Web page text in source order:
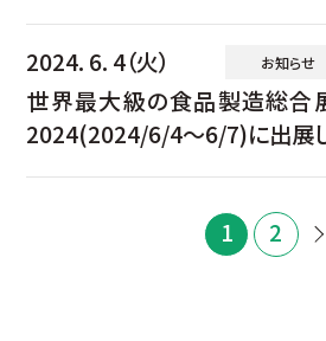
2024. 6. 4（火） お知らせ
世界最大級の食品製造総合
2024(2024/6/4～6/7)に出展
1 2